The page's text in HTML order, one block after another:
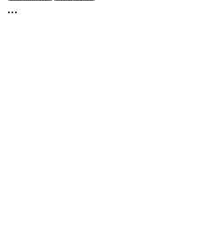
...